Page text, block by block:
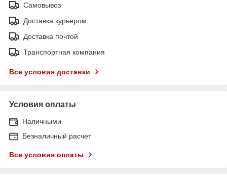
Самовывоз
Доставка курьером
Доставка почтой
Транспортная компания
Все условия доставки
Условия оплаты
Наличными
Безналичный расчет
Все условия оплаты